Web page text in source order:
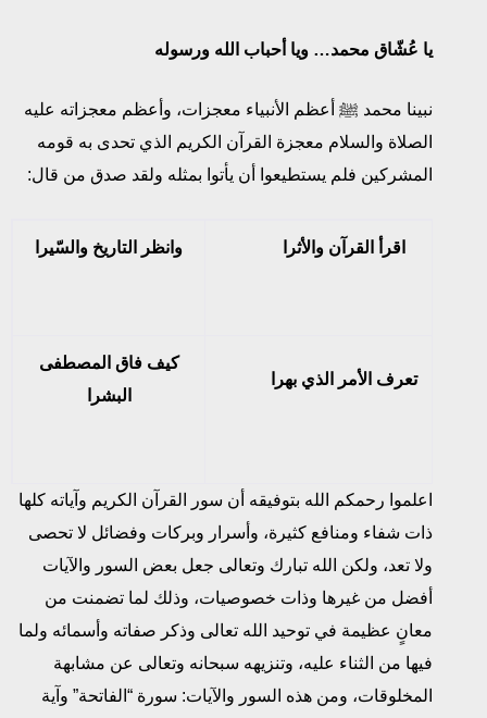
يا عُشّاق محمد… ويا أحباب الله ورسوله
نبينا محمد ﷺ أعظم الأنبياء معجزات، وأعظم معجزاته عليه
الصلاة والسلام معجزة القرآن الكريم الذي تحدى به قومه
المشركين فلم يستطيعوا أن يأتوا بمثله ولقد صدق من قال:
اقرأ القرآن والأثرا وانظر التاريخ والسّيرا
تعرف الأمر الذي بهرا
كيف فاق المصطفى
البشرا
اعلموا رحمكم الله بتوفيقه أن سور القرآن الكريم وآياته كلها
ذات شفاء ومنافع كثيرة، وأسرار وبركات وفضائل لا تحصى
ولا تعد، ولكن الله تبارك وتعالى جعل بعض السور والآيات
أفضل من غيرها وذات خصوصيات، وذلك لما تضمنت من
معانٍ عظيمة في توحيد الله تعالى وذكر صفاته وأسمائه ولما
فيها من الثناء عليه، وتنزيهه سبحانه وتعالى عن مشابهة
المخلوقات، ومن هذه السور والآيات: سورة “الفاتحة” وآية